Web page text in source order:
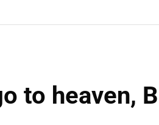
to heaven,